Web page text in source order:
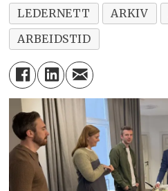
LEDERNETT
ARKIV
ARBEIDSTID